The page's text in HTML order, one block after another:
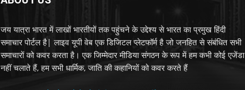
जय यात्रा भारत में लाखों भारतीयों तक पहुंचने के उद्देश्य से भारत का प्रमुख हिंदी
समाचार पोर्टल है| लाइव यूपी वेब एक डिजिटल प्लेटफॉर्म है जो जनहित से संबंधित सभी
समाचारों को कवर करता है। एक जिम्मेदार मीडिया संगठन के रूप में हम कभी कोई एजेंडा
नहीं चलाते हैं, हम सभी धार्मिक, जाति की कहानियों को कवर करते हैं